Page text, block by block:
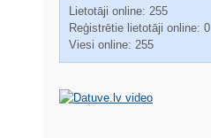
Lietotāji online: 255
Reģistrētie lietotāji online: 0
Viesi online: 255